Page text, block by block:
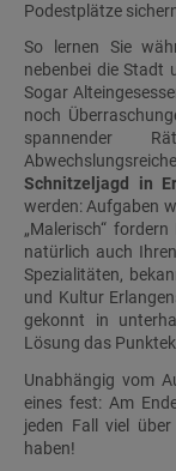
Podestplätze
So lernen Sie
nebenbei die Stadt
Sogar
noch
spannender
Schnitzeljagd in
werden: Aufgaben
„Malerisch“
natürlich auch
Spezialitäten,
und Kultur
gekonnt in
Lösung das
Unabhängig vom
eines fest: Am
jeden Fall viel
haben!